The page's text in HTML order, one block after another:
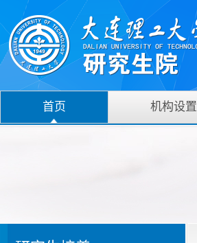
首页 机构设置